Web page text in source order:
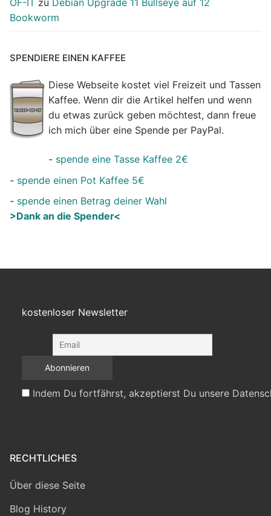
Bookworm
SPENDIERE EINEN KAFFEE
Diese Webseite kostet viel Freizeit und Tassen
Kaffee. Wenn dir die Artikel helfen und wenn
du etwas zurück geben möchtest, dann freue
ich mich über eine Spende per PayPal.
- spende eine Tasse Kaffee 2€
- spende einen Pot Kaffee 5€
- spende einen Betrag deiner Wahl
>Dank an die Spender<
kostenloser Newsletter
Indem Du fortfährst, akzeptierst Du unsere
RECHTLICHES
Über diese Seite
Blog History